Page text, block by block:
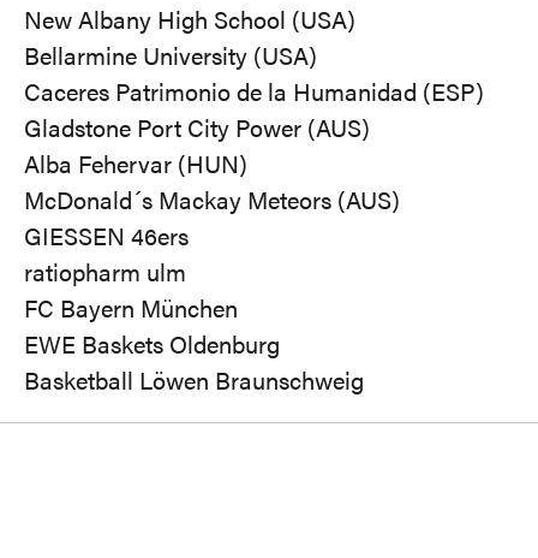
New Albany High School (USA)
Bellarmine University (USA)
Caceres Patrimonio de la Humanidad (ESP)
Gladstone Port City Power (AUS)
Alba Fehervar (HUN)
McDonald´s Mackay Meteors (AUS)
GIESSEN 46ers
ratiopharm ulm
FC Bayern München
EWE Baskets Oldenburg
Basketball Löwen Braunschweig